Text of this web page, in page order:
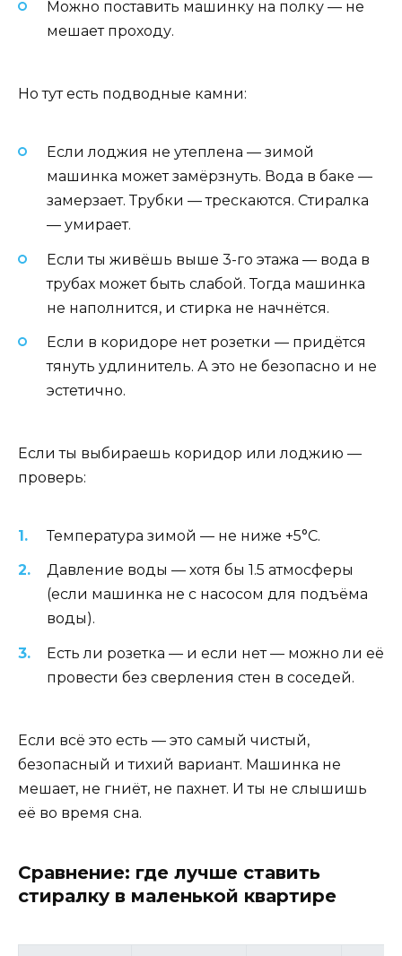
Можно поставить машинку на полку — не
мешает проходу.
Но тут есть подводные камни:
Если лоджия не утеплена — зимой
машинка может замёрзнуть. Вода в баке —
замерзает. Трубки — трескаются. Стиралка
— умирает.
Если ты живёшь выше 3-го этажа — вода в
трубах может быть слабой. Тогда машинка
не наполнится, и стирка не начнётся.
Если в коридоре нет розетки — придётся
тянуть удлинитель. А это не безопасно и не
эстетично.
Если ты выбираешь коридор или лоджию —
проверь:
Температура зимой — не ниже +5°C.
Давление воды — хотя бы 1.5 атмосферы
(если машинка не с насосом для подъёма
воды).
Есть ли розетка — и если нет — можно ли её
провести без сверления стен в соседей.
Если всё это есть — это самый чистый,
безопасный и тихий вариант. Машинка не
мешает, не гниёт, не пахнет. И ты не слышишь
её во время сна.
Сравнение: где лучше ставить
стиралку в маленькой квартире